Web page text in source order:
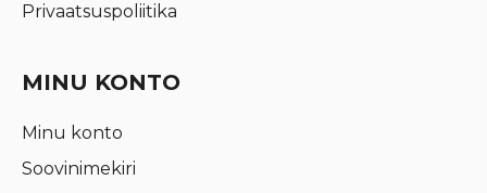
Privaatsuspoliitika
MINU KONTO
Minu konto
Soovinimekiri